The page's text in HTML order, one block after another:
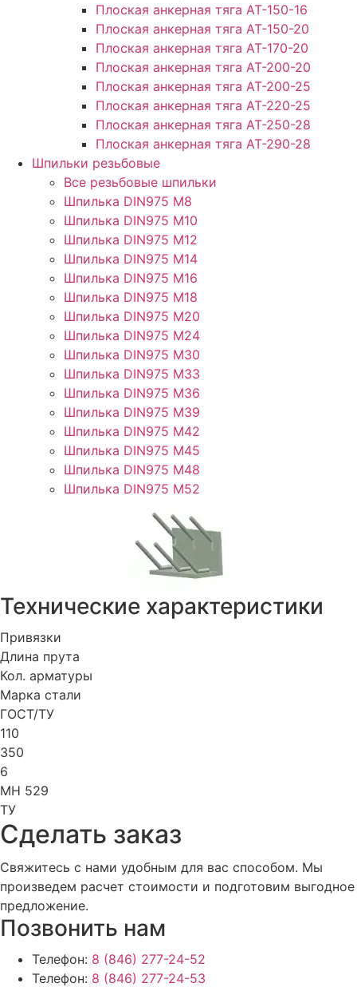
Плоская анкерная тяга АТ-150-16
Плоская анкерная тяга АТ-150-20
Плоская анкерная тяга АТ-170-20
Плоская анкерная тяга АТ-200-20
Плоская анкерная тяга АТ-200-25
Плоская анкерная тяга АТ-220-25
Плоская анкерная тяга АТ-250-28
Плоская анкерная тяга АТ-290-28
Шпильки резьбовые
Все резьбовые шпильки
Шпилька DIN975 М8
Шпилька DIN975 М10
Шпилька DIN975 М12
Шпилька DIN975 М14
Шпилька DIN975 М16
Шпилька DIN975 М18
Шпилька DIN975 М20
Шпилька DIN975 М24
Шпилька DIN975 М30
Шпилька DIN975 М33
Шпилька DIN975 М36
Шпилька DIN975 М39
Шпилька DIN975 М42
Шпилька DIN975 М45
Шпилька DIN975 М48
Шпилька DIN975 М52
Технические характеристики
Привязки
Длина прута
Кол. арматуры
Марка стали
ГОСТ/ТУ
110
350
6
МН 529
ТУ
Cделать заказ
Свяжитесь с нами удобным для вас способом. Мы
произведем расчет стоимости и подготовим выгодное
предложение.
Позвонить нам
Телефон: 8 (846) 277-24-52
Телефон: 8 (846) 277-24-53